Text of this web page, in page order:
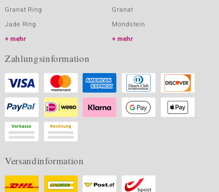
Granat Ring
Jade Ring
mehr
Granat
Mondstein
mehr
Zahlungsinformation
Versandinformation